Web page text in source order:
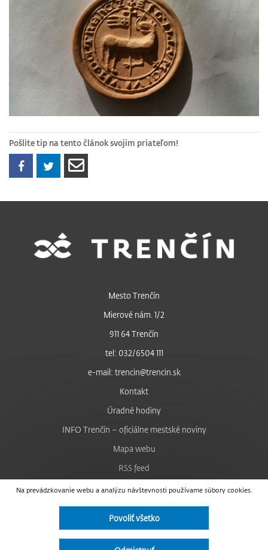
Pošlite tip na tento článok svojim priateľom!
Na prevádzkovanie webu a analýzu návštevnosti používame súbory cookies.
Povoliť všetko
Mesto Trenčín
Mierové nám. 1/2
911 64 Trenčín
tel: 032/6504 111
e-mail: trencin@trencin.sk
Kontakt
Úradné hodiny
INFO Trenčín – oficiálne mestské noviny
Mapa webu
RSS feed
Nastavenie cookies
Facebook
Instagram